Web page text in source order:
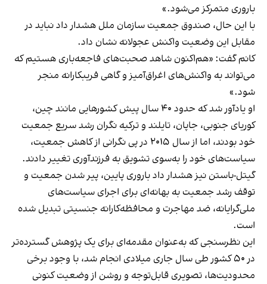
باروری متمرکز می‌شود.»
با این حال، صندوق جمعیت سازمان ملل هشدار داد نباید در
مقابل این وضعیت واکنش عجولانه نشان داد.
کانم گفت: «هم‌اکنون شاهد صحبت‌های فاجعه‌باری هستیم که
می‌تواند به واکنش‌های اغراق‌آمیز و گاهی فریبکارانه منجر
شود.»
او یادآور شد که حدود ۴۰ سال پیش کشورهایی مانند چین،
کوریای جنوبی، جاپان، تایلند و ترکیه نگران رشد سریع جمعیت
خود بودند، اما از سال ۲۰۱۵ در پی نگرانی از کاهش جمعیت،
سیاست‌های خود را به‌سوی تشویق به فرزندآوری تغییر دادند.
گیتل-باستن نیز هشدار داد باروری پایین، پیر شدن جمعیت و
توقف رشد جمعیت به بهانه‌ای برای اجرای سیاست‌های
ملی‌گرایانه، ضد مهاجرت و محافظه‌کارانه جنسیتی تبدیل شده
است.
این نظرسنجی که به‌عنوان مقدمه‌ای برای یک پژوهش گسترده‌تر
در ۵۰ کشور طی سال جاری میلادی انجام شد، با وجود برخی
محدودیت‌ها، تصویری قابل‌توجه و روشن از وضعیت کنونی